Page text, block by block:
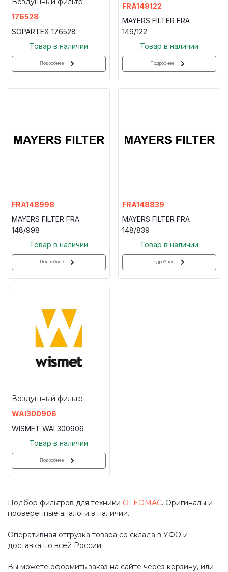
176528
SOPARTEX 176528
Товар в наличии
Подробнее
FRA149122
MAYERS FILTER FRA
149/122
Товар в наличии
Подробнее
FRA148998
MAYERS FILTER FRA
148/998
Товар в наличии
Подробнее
FRA148839
MAYERS FILTER FRA
148/839
Товар в наличии
Подробнее
Воздушный фильтр
WAI300906
WISMET WAI 300906
Товар в наличии
Подробнее
Подбор фильтров для техники OLEOMAC. Оригиналы и
проверенные аналоги в наличии.
Оперативная отгрузка товара со склада в УФО и
доставка по всей России.
Вы можете оформить заказ на сайте через корзину, или